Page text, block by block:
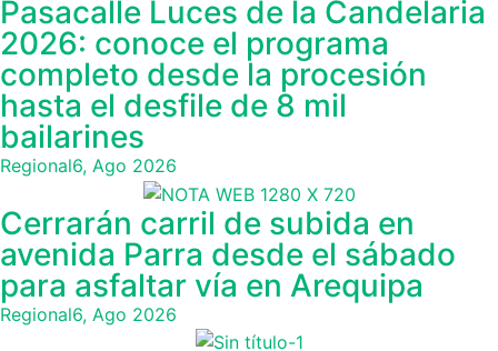
Pasacalle Luces de la Candelaria
2026: conoce el programa
completo desde la procesión
hasta el desfile de 8 mil
bailarines
Regional6, Ago 2026
Cerrarán carril de subida en
avenida Parra desde el sábado
para asfaltar vía en Arequipa
Regional6, Ago 2026